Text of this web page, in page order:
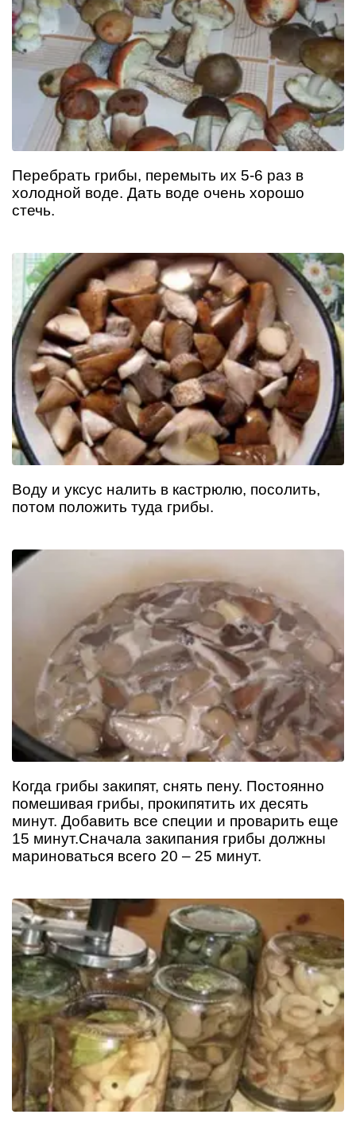
Перебрать грибы, перемыть их 5-6 раз в
холодной воде. Дать воде очень хорошо
стечь.
Воду и уксус налить в кастрюлю, посолить,
потом положить туда грибы.
Когда грибы закипят, снять пену. Постоянно
помешивая грибы, прокипятить их десять
минут. Добавить все специи и проварить еще
15 минут.Сначала закипания грибы должны
мариноваться всего 20 – 25 минут.